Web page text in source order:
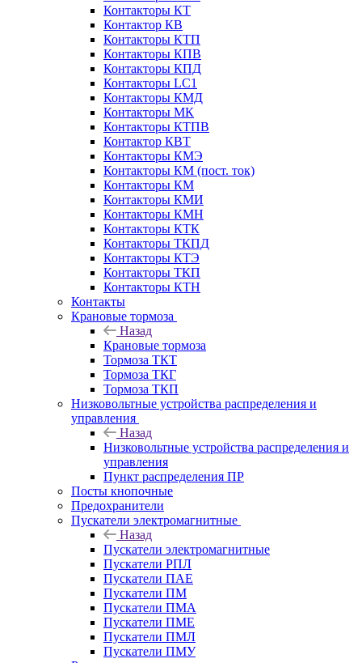
Контакторы КТ
Контактор КВ
Контакторы КТП
Контакторы КПВ
Контакторы КПД
Контакторы LC1
Контакторы КМД
Контакторы МК
Контакторы КТПВ
Контактор КВТ
Контакторы КМЭ
Контакторы КМ (пост. ток)
Контакторы КМ
Контакторы КМИ
Контакторы КМН
Контакторы КТК
Контакторы ТКПД
Контакторы КТЭ
Контакторы ТКП
Контакторы КТН
Контакты
Крановые тормоза
Назад
Крановые тормоза
Тормоза ТКТ
Тормоза ТКГ
Тормоза ТКП
Низковольтные устройства распределения и
управления
Назад
Низковольтные устройства распределения и
управления
Пункт распределения ПР
Посты кнопочные
Предохранители
Пускатели электромагнитные
Назад
Пускатели электромагнитные
Пускатели РПЛ
Пускатели ПАЕ
Пускатели ПМ
Пускатели ПМА
Пускатели ПМЕ
Пускатели ПМЛ
Пускатели ПМУ